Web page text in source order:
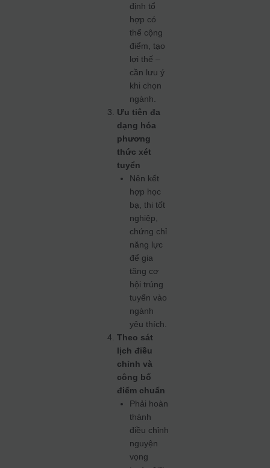
định tổ
hợp có
thể cộng
điểm, tạo
lợi thế –
cần lưu ý
khi chọn
ngành.
Ưu tiên đa
dạng hóa
phương
thức xét
tuyển
Nên kết
hợp học
bạ, thi tốt
nghiệp,
chứng chỉ
năng lực
để gia
tăng cơ
hội trúng
tuyển vào
ngành
yêu thích.
Theo sát
lịch điều
chỉnh và
công bố
điểm chuẩn
Phải hoàn
thành
điều chỉnh
nguyện
vọng